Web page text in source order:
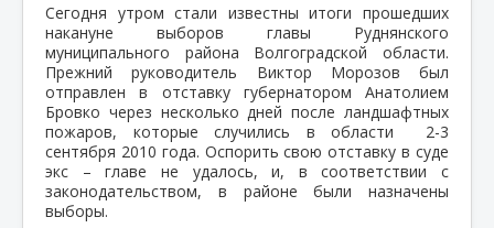
Сегодня утром стали известны итоги прошедших
накануне выборов главы Руднянского
муниципального района Волгоградской области.
Прежний руководитель Виктор Морозов был
отправлен в отставку губернатором Анатолием
Бровко через несколько дней после ландшафтных
пожаров, которые случились в области 2-3
сентября 2010 года. Оспорить свою отставку в суде
экс – главе не удалось, и, в соответствии с
законодательством, в районе были назначены
выборы.